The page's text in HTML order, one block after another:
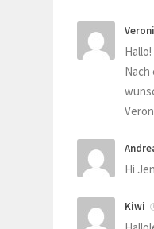
Hallo!
Nach
Hi
Kiwi